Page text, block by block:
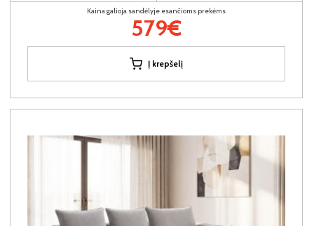
Kaina galioja sandėlyje esančioms prekėms
579€
Į krepšelį